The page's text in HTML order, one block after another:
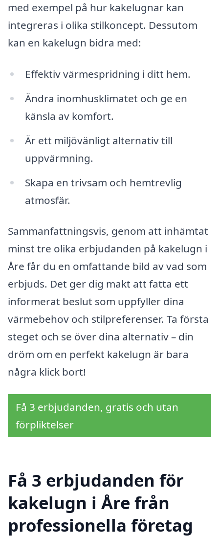
med exempel på hur kakelugnar kan
integreras i olika stilkoncept. Dessutom
kan en kakelugn bidra med:
Effektiv värmespridning i ditt hem.
Ändra inomhusklimatet och ge en
känsla av komfort.
Är ett miljövänligt alternativ till
uppvärmning.
Skapa en trivsam och hemtrevlig
atmosfär.
Sammanfattningsvis, genom att inhämtat
minst tre olika erbjudanden på kakelugn i
Åre får du en omfattande bild av vad som
erbjuds. Det ger dig makt att fatta ett
informerat beslut som uppfyller dina
värmebehov och stilpreferenser. Ta första
steget och se över dina alternativ – din
dröm om en perfekt kakelugn är bara
några klick bort!
Få 3 erbjudanden, gratis och utan
förpliktelser
Få 3 erbjudanden för
kakelugn i Åre från
professionella företag